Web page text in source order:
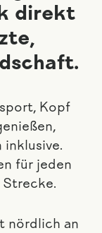
direkt
Kopf
inklusive.
für jeden
Strecke.
nördlich an